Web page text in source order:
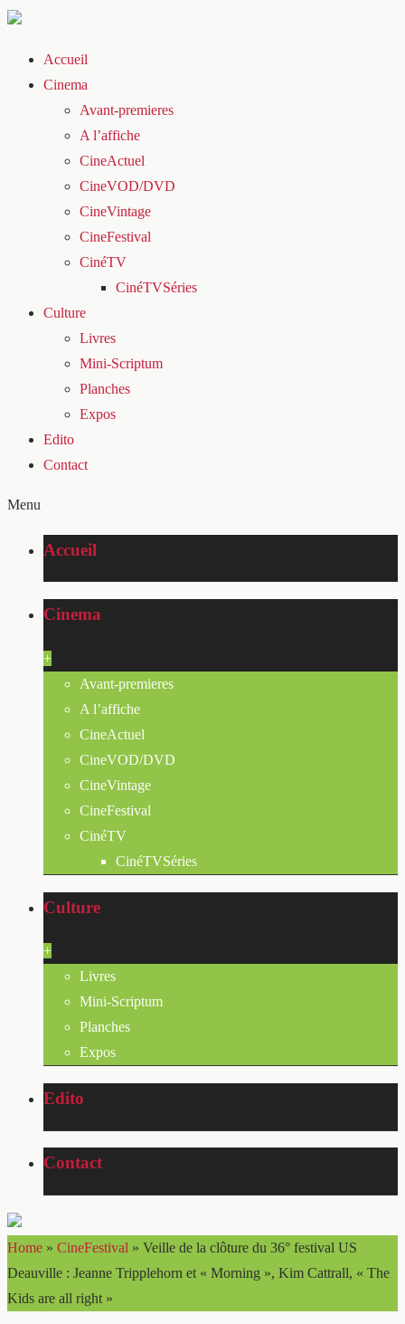
Accueil
Cinema
Avant-premieres
A l’affiche
CineActuel
CineVOD/DVD
CineVintage
CineFestival
CinéTV
CinéTVSéries
Culture
Livres
Mini-Scriptum
Planches
Expos
Edito
Contact
Menu
Accueil
Cinema
+
Avant-premieres
A l’affiche
CineActuel
CineVOD/DVD
CineVintage
CineFestival
CinéTV
CinéTVSéries
Culture
+
Livres
Mini-Scriptum
Planches
Expos
Edito
Contact
Home » CineFestival » Veille de la clôture du 36° festival US
Deauville : Jeanne Tripplehorn et « Morning », Kim Cattrall, « The
Kids are all right »